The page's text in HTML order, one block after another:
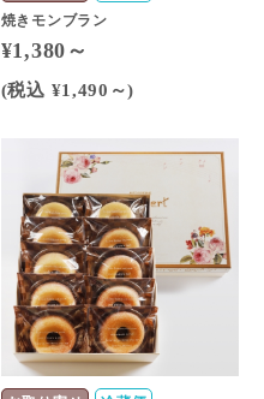
焼きモンブラン
¥1,380～
(税込 ¥1,490～)